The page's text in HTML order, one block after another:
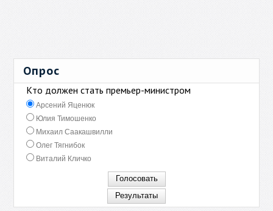
Опрос
Кто должен стать премьер-министром
Арсений Яценюк
Юлия Тимошенко
Михаил Саакашвилли
Олег Тягнибок
Виталий Кличко